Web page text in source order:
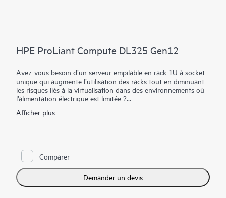
HPE ProLiant Compute DL325 Gen12
Avez-vous besoin d’un serveur empilable en rack 1U à socket
unique qui augmente l’utilisation des racks tout en diminuant
les risques liés à la virtualisation dans des environnements où
l’alimentation électrique est limitée ?
HPE ProLiant Compute DL325 Gen12 maximise l’utilisation
meilleure capacité de mémoire par rapport à ses prédécesseurs.
Les processeurs AMD EPYC™ de 5e génération jusqu’à 192
cœurs, une plus grande capacité de mémoire (jusqu’à 6 To) et
le nouveau HPE iLO 7 contribuent à fournir une solution
haute performance avec une meilleure efficacité du datacenter.
Afficher plus
Comparer
Demander un devis